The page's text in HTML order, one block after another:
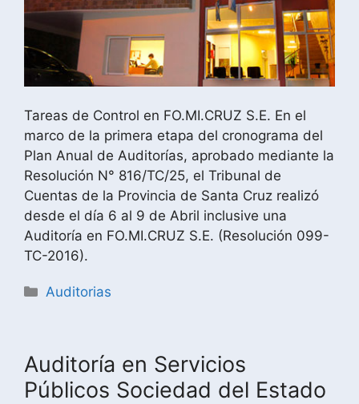
Tareas de Control en FO.MI.CRUZ S.E. En el
marco de la primera etapa del cronograma del
Plan Anual de Auditorías, aprobado mediante la
Resolución N° 816/TC/25, el Tribunal de
Cuentas de la Provincia de Santa Cruz realizó
desde el día 6 al 9 de Abril inclusive una
Auditoría en FO.MI.CRUZ S.E. (Resolución 099-
TC-2016).
Auditorias
Auditoría en Servicios
Públicos Sociedad del Estado